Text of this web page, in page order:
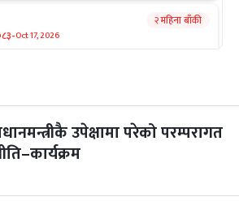
-Oct 17, 2026
२ महिना बाँकी
-Oct 20, 2026
२ महिना बाँकी
उपेक्षामा परेको परम्परागत